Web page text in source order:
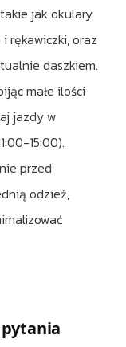
jak okulary
rękawiczki, oraz
daszkiem.
małe ilości
jazdy w
15:00).
przed
odzież,
pytania